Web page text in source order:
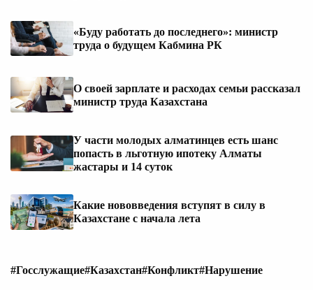
«Буду работать до последнего»: министр
труда о будущем Кабмина РК
О своей зарплате и расходах семьи рассказал
министр труда Казахстана
У части молодых алматинцев есть шанс
попасть в льготную ипотеку Алматы
жастары и 14 суток
Какие нововведения вступят в силу в
Казахстане с начала лета
#Госслужащие#Казахстан#Конфликт#Нарушение